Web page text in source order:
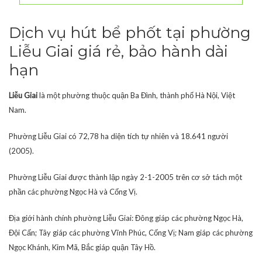
Dịch vụ hút bể phốt tại phường
Liễu Giai giá rẻ, bảo hành dài
hạn
Liễu Giailà một phường thuộc quận Ba Đình, thành phố Hà Nội, Việt
Nam.
Phường Liễu Giai có 72,78 ha diện tích tự nhiên và 18.641 người
(2005).
Phường Liễu Giai được thành lập ngày 2-1-2005 trên cơ sở tách một
phần các phường Ngọc Hà và Cống Vị.
Địa giới hành chính phường Liễu Giai: Đông giáp các phường Ngọc Hà,
Đội Cấn; Tây giáp các phường Vĩnh Phúc, Cống Vị; Nam giáp các phường
Ngọc Khánh, Kim Mã, Bắc giáp quận Tây Hồ.